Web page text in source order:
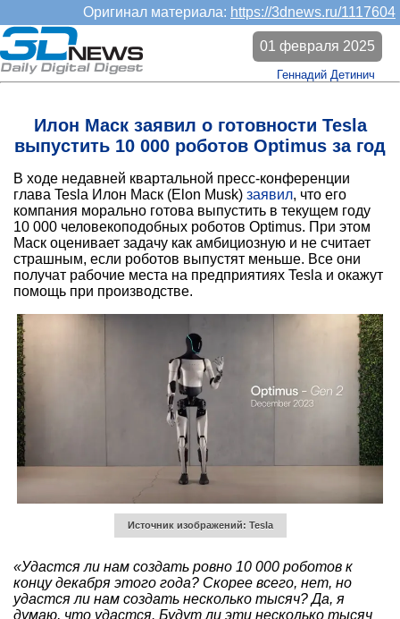
Оригинал материала: https://3dnews.ru/1117604
Илон Маск заявил о готовности Tesla
выпустить 10 000 роботов Optimus за год
01 февраля 2025
Геннадий Детинич
В ходе недавней квартальной пресс-конференции
глава Tesla Илон Маск (Elon Musk) заявил, что его
компания морально готова выпустить в текущем году
10 000 человекоподобных роботов Optimus. При этом
Маск оценивает задачу как амбициозную и не считает
страшным, если роботов выпустят меньше. Все они
получат рабочие места на предприятиях Tesla и окажут
помощь при производстве.
Источник изображений: Tesla
«Удастся ли нам создать ровно 10 000 роботов к
концу декабря этого года? Скорее всего, нет, но
удастся ли нам создать несколько тысяч? Да, я
думаю, что удастся. Будут ли эти несколько тысяч